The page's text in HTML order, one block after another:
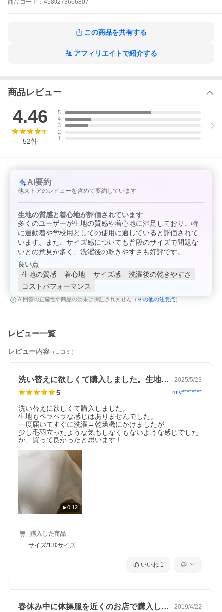
※商品（購入数・サイズ）によっては「宅配便」で発送・配達が
商品 コード： 4580273666807
この商品を共有する
アフィリエイトで紹介する
商品レビュー
4.46
52件
5
4
3
2
1
AI要約
他ストアのレビューを含めて要約しています
生地の質感と着心地が評価されています
多くのユーザーが生地の質感や着心地に満足しており、特
に運動着や学校用としての使用に適していると評価されて
います。また、サイズ感についても普段のサイズで問題な
いとの意見が多く、洗濯後の乾きやすさも好評です。
良い点
生地の質感
着心地 サイズ感
洗濯後の乾きやすさ
コストパフォーマンス
AI回答の正確性や商品の効果は保証されません（ その他の注意点 ）
レビュー一覧
レビュー内容 （口コミ）
洗い替えに欲しくて購入しました。生地も… 2025/5/23
5 miy********
洗い替えに欲しくて購入しました。
生地もペラペラな感じはありませんでした。
一度届いてすぐに洗濯→乾燥機にかけましたが
少し毛羽立ったような気もしなくもないような感じでした
が、買って良かったと思います！
0:12
購入した商品
サイズ/130サイズ
いいね 1
春休み中に体操服を近くのお店で購入しよ… 2019/4/22